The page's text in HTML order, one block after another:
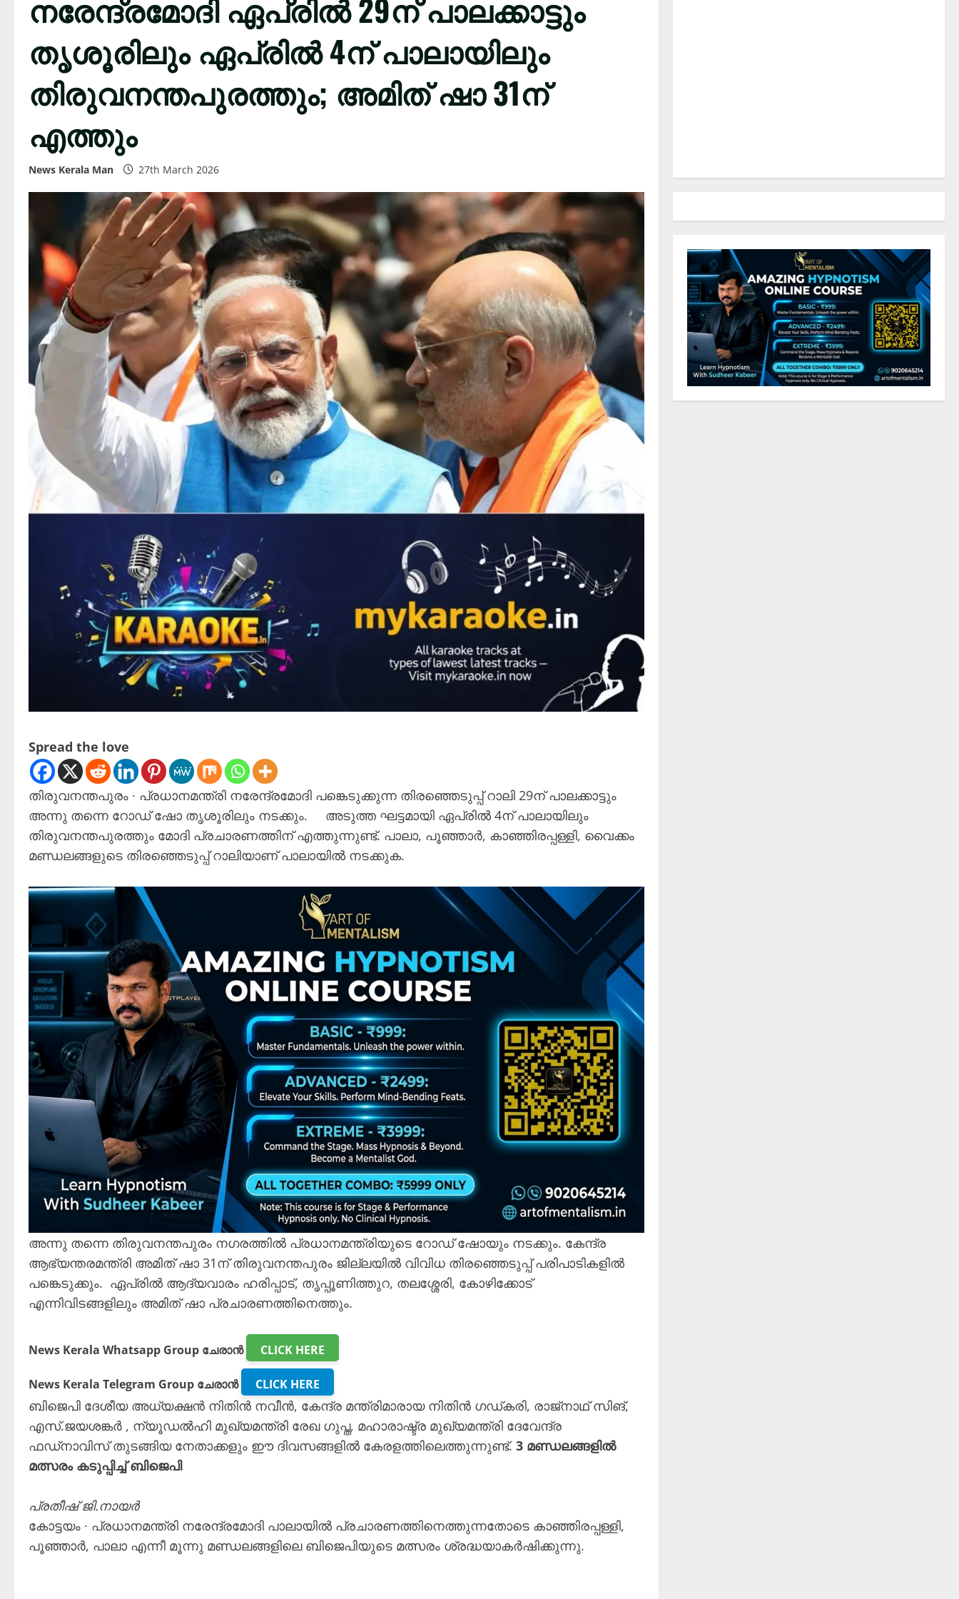
നരേന്ദ്രമോദി ഏപ്രിൽ 29ന് പാലക്കാട്ടും
തൃശൂരിലും ഏപ്രിൽ 4ന് പാലായിലും
തിരുവനന്തപുരത്തും; അമിത് ഷാ 31ന്
എത്തും
News Kerala Man 27th March 2026
Spread the love
തിരുവനന്തപുരം ∙ പ്രധാനമന്ത്രി നരേന്ദ്രമോദി പങ്കെടുക്കുന്ന തിരഞ്ഞെടുപ്പ് റാലി 29ന് പാലക്കാട്ടും
അന്നു തന്നെ റോഡ് ഷോ തൃശൂരിലും നടക്കും. അടുത്ത ഘട്ടമായി ഏപ്രിൽ 4ന് പാലായിലും
തിരുവനന്തപുരത്തും മോദി പ്രചാരണത്തിന് എത്തുന്നുണ്ട്. പാലാ, പൂഞ്ഞാർ, കാഞ്ഞിരപ്പള്ളി, വൈക്കം
മണ്ഡലങ്ങളുടെ തിരഞ്ഞെടുപ്പ് റാലിയാണ് പാലായിൽ നടക്കുക.
അന്നു തന്നെ തിരുവനന്തപുരം നഗരത്തിൽ പ്രധാനമന്ത്രിയുടെ റോഡ് ഷോയും നടക്കും. കേന്ദ്ര
ആഭ്യന്തരമന്ത്രി അമിത് ഷാ 31ന് തിരുവനന്തപുരം ജില്ലയിൽ വിവിധ തിരഞ്ഞെടുപ്പ് പരിപാടികളിൽ
പങ്കെടുക്കും. ഏപ്രിൽ ആദ്യവാരം ഹരിപ്പാട്, തൃപ്പൂണിത്തുറ, തലശ്ശേരി, കോഴിക്കോട്
എന്നിവിടങ്ങളിലും അമിത് ഷാ പ്രചാരണത്തിനെത്തും.
News Kerala Whatsapp Group ചേരാൻ CLICK HERE
News Kerala Telegram Group ചേരാൻ CLICK HERE
ബിജെപി ദേശീയ അധ്യക്ഷൻ നിതിൻ നവീൻ, കേന്ദ്ര മന്ത്രിമാരായ നിതിൻ ഗഡ്കരി, രാജ്‌നാഥ്‌ സിങ്,
എസ്.ജയശങ്കർ , ന്യൂഡൽഹി മുഖ്യമന്ത്രി രേഖ ഗുപ്ത, മഹാരാഷ്ട്ര മുഖ്യമന്ത്രി ദേവേന്ദ്ര
ഫഡ്നാവിസ് തുടങ്ങിയ നേതാക്കളും ഈ ദിവസങ്ങളിൽ കേരളത്തിലെത്തുന്നുണ്ട്. 3 മണ്ഡലങ്ങളിൽ
മത്സരം കടുപ്പിച്ച് ബിജെപി
പ്രതീഷ് ജി.നായർ
കോട്ടയം ∙ പ്രധാനമന്ത്രി നരേന്ദ്രമോദി പാലായിൽ പ്രചാരണത്തിനെത്തുന്നതോടെ കാഞ്ഞിരപ്പള്ളി,
പൂഞ്ഞാർ, പാലാ എന്നീ മൂന്നു മണ്ഡലങ്ങളിലെ ബിജെപിയുടെ മത്സരം ശ്രദ്ധയാകർഷിക്കുന്നു.